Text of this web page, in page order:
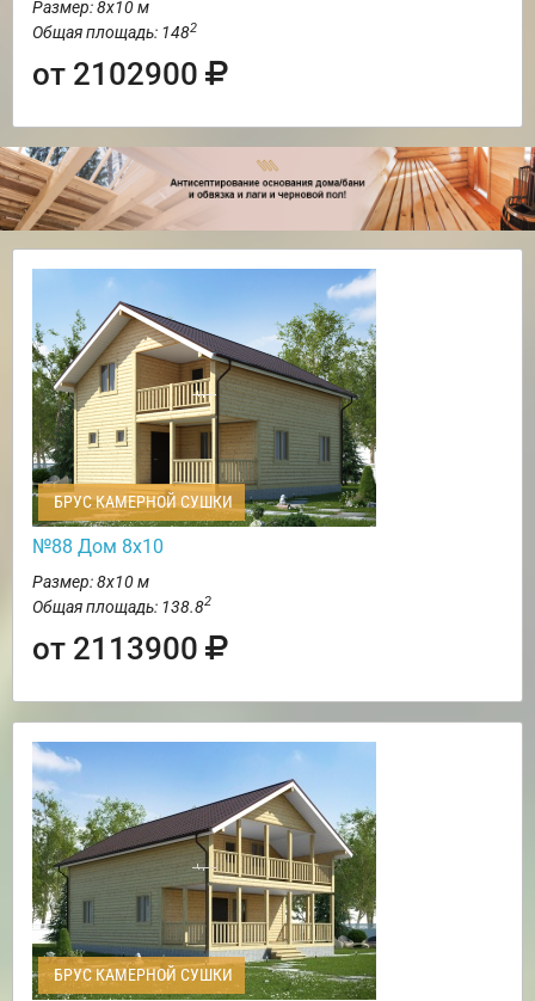
Размер: 8х10 м
Общая площадь: 1482
от 2102900
БРУС КАМЕРНОЙ СУШКИ
№88 Дом 8х10
Размер: 8х10 м
Общая площадь: 138.82
от 2113900
БРУС КАМЕРНОЙ СУШКИ